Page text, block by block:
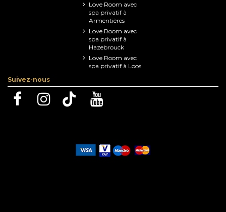
Love Room avec
spa privatif à
Armentières
Love Room avec
spa privatif à
Hazebrouck
Love Room avec
spa privatif à Loos
Suivez-nous